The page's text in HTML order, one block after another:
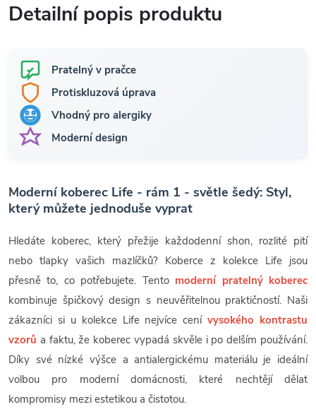
Detailní popis produktu
Pratelný v pračce
Protiskluzová úprava
Vhodný pro alergiky
Moderní design
Moderní koberec Life - rám 1 - světle šedý: Styl,
který můžete jednoduše vyprat
Hledáte koberec, který přežije každodenní shon, rozlité pití
nebo tlapky vašich mazlíčků? Koberce z kolekce Life jsou
přesně to, co potřebujete. Tento moderní pratelný koberec
kombinuje špičkový design s neuvěřitelnou praktičností. Naši
zákazníci si u kolekce Life nejvíce cenívysokého kontrastu
vzorů a faktu, že koberec vypadá skvěle i po delším používání.
Díky své nízké výšce a antialergickému materiálu je ideální
volbou pro moderní domácnosti, které nechtějí dělat
kompromisy mezi estetikou a čistotou.